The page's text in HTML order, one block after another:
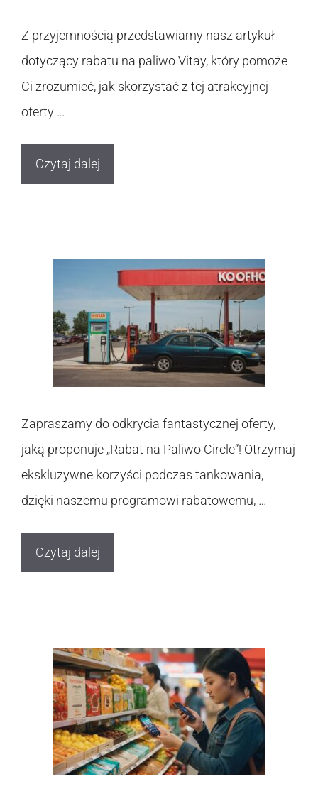
Z przyjemnością przedstawiamy nasz artykuł
dotyczący rabatu na paliwo Vitay, który pomoże
Ci zrozumieć, jak skorzystać z tej atrakcyjnej
oferty …
Czytaj dalej
Zapraszamy do odkrycia fantastycznej oferty,
jaką proponuje „Rabat na Paliwo Circle”! Otrzymaj
ekskluzywne korzyści podczas tankowania,
dzięki naszemu programowi rabatowemu, …
Czytaj dalej